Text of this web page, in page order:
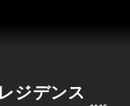
ジデンス